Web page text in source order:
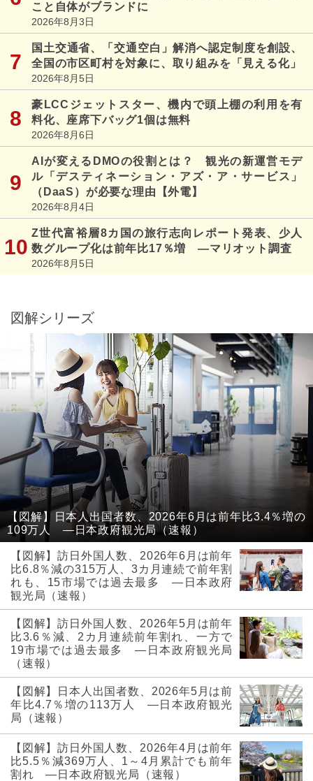
こと自体がブランドに
2026年8月3日
国土交通省、「交通空白」解消へ認定制度を創設、
全国の市区町村を対象に、取り組みを「見える化」
2026年8月5日
豪LCCジェットスター、機内で頭上棚の利用を有
料化、座席下バッグ1個は無料
2026年8月6日
AIが変えるDMOの役割とは？ 観光の新運営モデ
ル「デスティネーション・アズ・ア・サービス」
（DaaS）が必要な理由【外電】
2026年8月4日
Z世代富裕層8カ国の旅行志向レポート発表、少人
数グループ化は前年比17％増 ―マリオット調査
2026年8月5日
図解シリーズ
【図解】日本人出国者数、2026年6月は前年比3.4％増の
109万人 ―日本政府観光局（速報）
【図解】訪日外国人数、2026年6月は前年
比6.8％減の315万人、3カ月連続で前年割
れも、15市場では過去最多 ―日本政府
観光局（速報）
【図解】訪日外国人数、2026年5月は前年
比3.6％減、2カ月連続前年割れ、一方で
19市場では過去最多 ―日本政府観光局
（速報）
【図解】日本人出国者数、2026年5月は前
年比4.7％増の113万人 ―日本政府観光
局（速報）
【図解】訪日外国人数、2026年4月は前年
比5.5％減369万人、1～4月累計でも前年
割れ ―日本政府観光局（速報）